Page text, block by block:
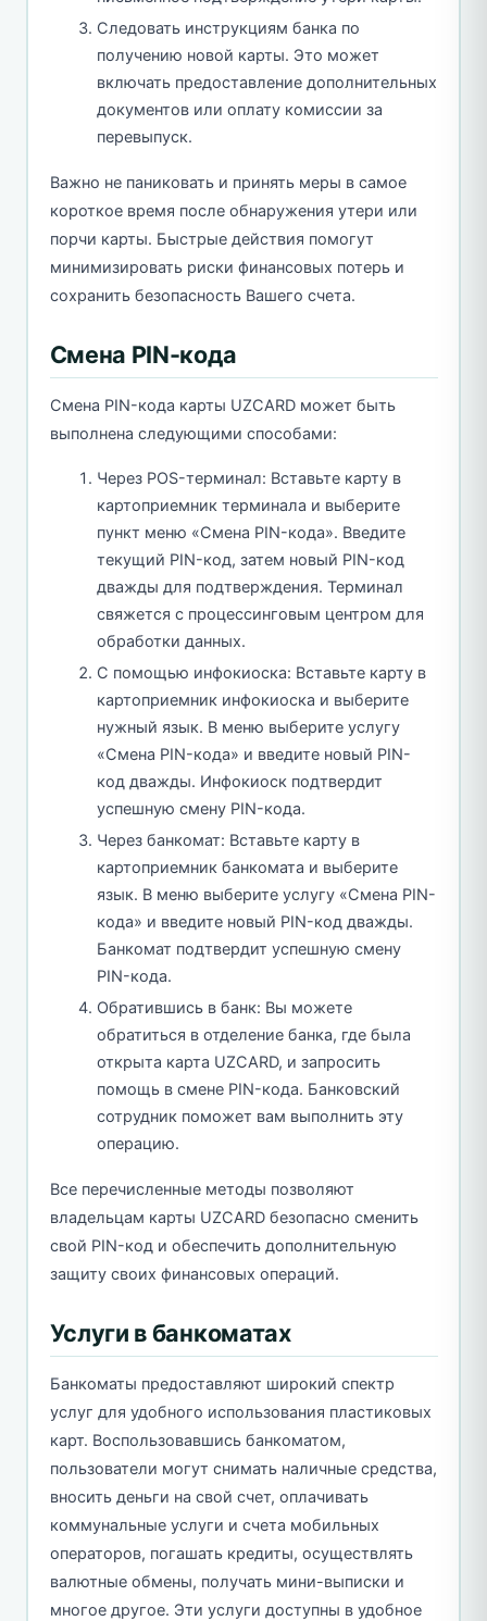
Следовать инструкциям банка по
получению новой карты. Это может
включать предоставление дополнительных
документов или оплату комиссии за
перевыпуск.
Важно не паниковать и принять меры в самое
короткое время после обнаружения утери или
порчи карты. Быстрые действия помогут
минимизировать риски финансовых потерь и
сохранить безопасность Вашего счета.
Смена PIN-кода
Смена PIN-кода карты UZCARD может быть
выполнена следующими способами:
Через POS-терминал: Вставьте карту в
картоприемник терминала и выберите
пункт меню «Смена PIN-кода». Введите
текущий PIN-код, затем новый PIN-код
дважды для подтверждения. Терминал
свяжется с процессинговым центром для
обработки данных.
С помощью инфокиоска: Вставьте карту в
картоприемник инфокиоска и выберите
нужный язык. В меню выберите услугу
«Смена PIN-кода» и введите новый PIN-
код дважды. Инфокиоск подтвердит
успешную смену PIN-кода.
Через банкомат: Вставьте карту в
картоприемник банкомата и выберите
язык. В меню выберите услугу «Смена PIN-
кода» и введите новый PIN-код дважды.
Банкомат подтвердит успешную смену
PIN-кода.
Обратившись в банк: Вы можете
обратиться в отделение банка, где была
открыта карта UZCARD, и запросить
помощь в смене PIN-кода. Банковский
сотрудник поможет вам выполнить эту
операцию.
Все перечисленные методы позволяют
владельцам карты UZCARD безопасно сменить
свой PIN-код и обеспечить дополнительную
защиту своих финансовых операций.
Услуги в банкоматах
Банкоматы предоставляют широкий спектр
услуг для удобного использования пластиковых
карт. Воспользовавшись банкоматом,
пользователи могут снимать наличные средства,
вносить деньги на свой счет, оплачивать
коммунальные услуги и счета мобильных
операторов, погашать кредиты, осуществлять
валютные обмены, получать мини-выписки и
многое другое. Эти услуги доступны в удобное